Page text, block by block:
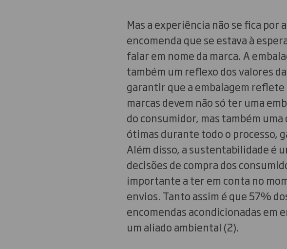
Mas a experiência não se fica por
encomenda que se estava à
falar em nome da marca. A
também um reflexo dos valores
garantir que a embalagem
marcas devem não só ter uma
do consumidor, mas também
ótimas durante todo o processo,
Além disso, a sustentabilidade é
decisões de compra dos
importante a ter em conta no
envios. Tanto assim é que 57%
encomendas acondicionadas em
um aliado ambiental (2).